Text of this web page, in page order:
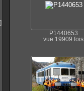
P1440653
vue 19909 fois